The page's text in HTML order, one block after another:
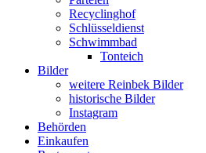
Recyclinghof
Schlüsseldienst
Schwimmbad
Tonteich
Bilder
weitere Reinbek Bilder
historische Bilder
Instagram
Behörden
Einkaufen